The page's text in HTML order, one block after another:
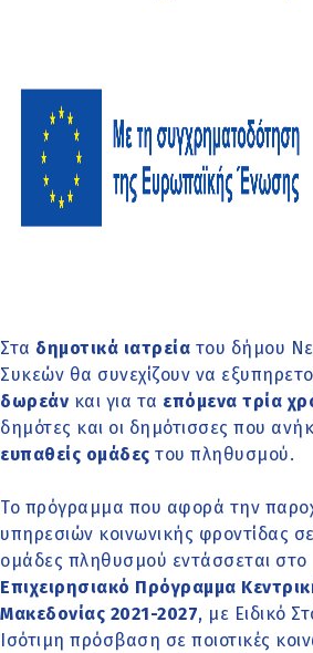
Στα δημοτικά ιατρεία του δήμου
Συκεών θα συνεχίζουν να
δωρεάν και για τα επόμενα τρία
δημότες και οι δημότισσες που
ευπαθείς ομάδες του πληθυσμού.
Το πρόγραμμα που αφορά την
υπηρεσιών κοινωνικής φροντίδας
ομάδες πληθυσμού εντάσσεται στο
Επιχειρησιακό Πρόγραμμα
Μακεδονίας 2021-2027, με Ειδικό
Ισότιμη πρόσβαση σε ποιοτικές